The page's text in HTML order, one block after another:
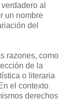
al
un nombre
del
razones, como
de la
o literaria
el contexto
derechos